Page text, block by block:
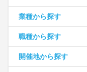
業種から探す
職種から探す
開催地から探す